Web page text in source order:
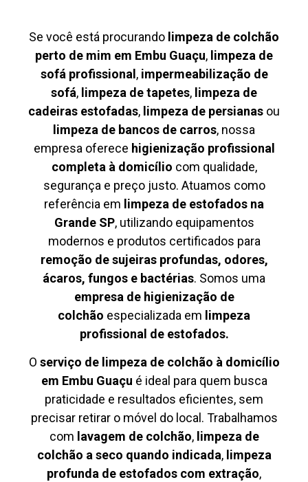
Se você está procurando limpeza de colchão
perto de mim em Embu Guaçu, limpeza de
sofá profissional , impermeabilização de
sofá, limpeza de tapetes, limpeza de
cadeiras estofadas, limpeza de persianas ou
limpeza de bancos de carros, nossa
empresa oferece higienização profissional
completa à domicílio com qualidade,
segurança e preço justo. Atuamos como
referência em limpeza de estofados na
Grande SP, utilizando equipamentos
modernos e produtos certificados para
remoção de sujeiras profundas, odores,
ácaros, fungos e bactérias. Somos uma
empresa de higienização de
colchão especializada em limpeza
profissional de estofados.
O serviço de limpeza de colchão à domicílio
em Embu Guaçu é ideal para quem busca
praticidade e resultados eficientes, sem
precisar retirar o móvel do local. Trabalhamos
com lavagem de colchão, limpeza de
colchão a seco quando indicada, limpeza
profunda de estofados com extração,